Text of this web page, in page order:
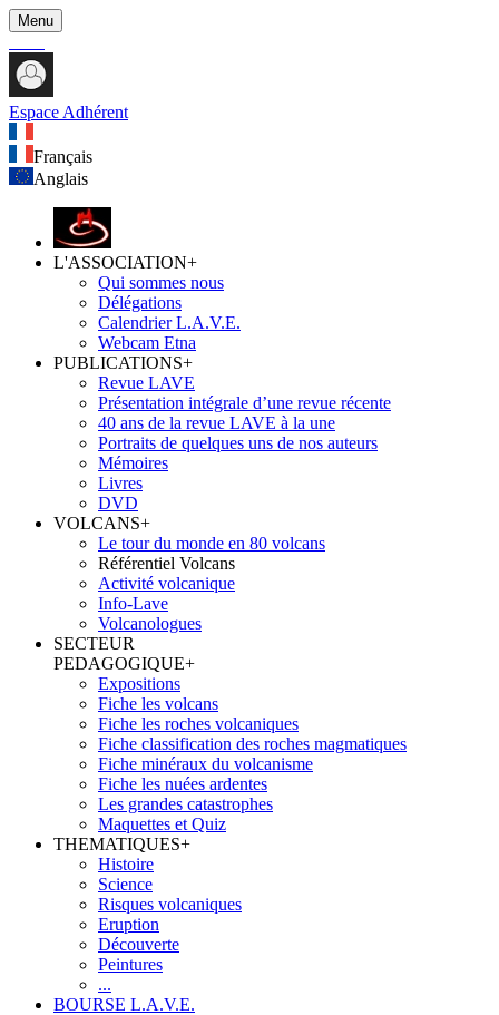
Menu
Espace Adhérent
Français
Anglais
L'ASSOCIATION+
Qui sommes nous
Délégations
Calendrier L.A.V.E.
Webcam Etna
PUBLICATIONS+
Revue LAVE
Présentation intégrale d’une revue récente
40 ans de la revue LAVE à la une
Portraits de quelques uns de nos auteurs
Mémoires
Livres
DVD
VOLCANS+
Le tour du monde en 80 volcans
Référentiel Volcans
Activité volcanique
Info-Lave
Volcanologues
SECTEUR
PEDAGOGIQUE+
Expositions
Fiche les volcans
Fiche les roches volcaniques
Fiche classification des roches magmatiques
Fiche minéraux du volcanisme
Fiche les nuées ardentes
Les grandes catastrophes
Maquettes et Quiz
THEMATIQUES+
Histoire
Science
Risques volcaniques
Eruption
Découverte
Peintures
...
BOURSE L.A.V.E.